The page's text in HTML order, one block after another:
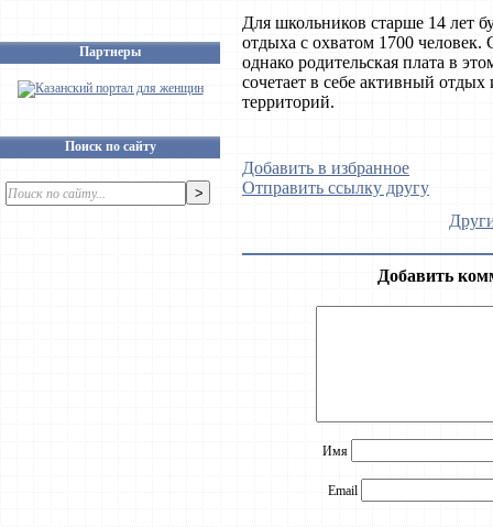
Партнеры
Поиск по сайту
Для школьников старше 14 лет
отдыха с охватом 1700
однако родительская плата в
сочетает в себе активный
территорий.
Добавить в избранное
Отправить ссылку другу
Добавить
Имя
Email